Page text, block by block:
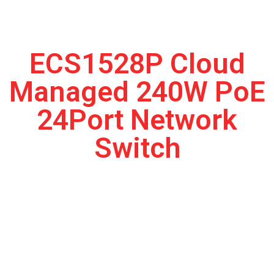
ECS1528P Cloud
Managed 240W PoE
24Port Network
Switch